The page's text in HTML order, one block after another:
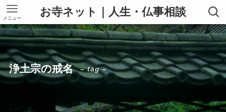
お寺ネット｜人生・仏事相談
メニュー
浄土宗の戒名 – tag –